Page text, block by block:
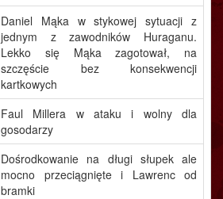
Daniel Mąka w stykowej sytuacji z
jednym z zawodników Huraganu.
Lekko się Mąka zagotował, na
szczęście bez konsekwencji
kartkowych
Faul Millera w ataku i wolny dla
gosodarzy
Dośrodkowanie na długi słupek ale
mocno przeciągnięte i Lawrenc od
bramki